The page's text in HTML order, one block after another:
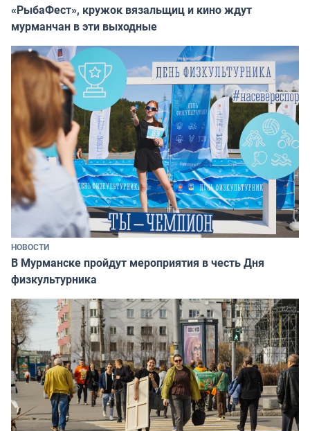
«РыбаФест», кружок вязальщиц и кино ждут
мурманчан в эти выходные
НОВОСТИ
В Мурманске пройдут мероприятия в честь Дня
физкультурника